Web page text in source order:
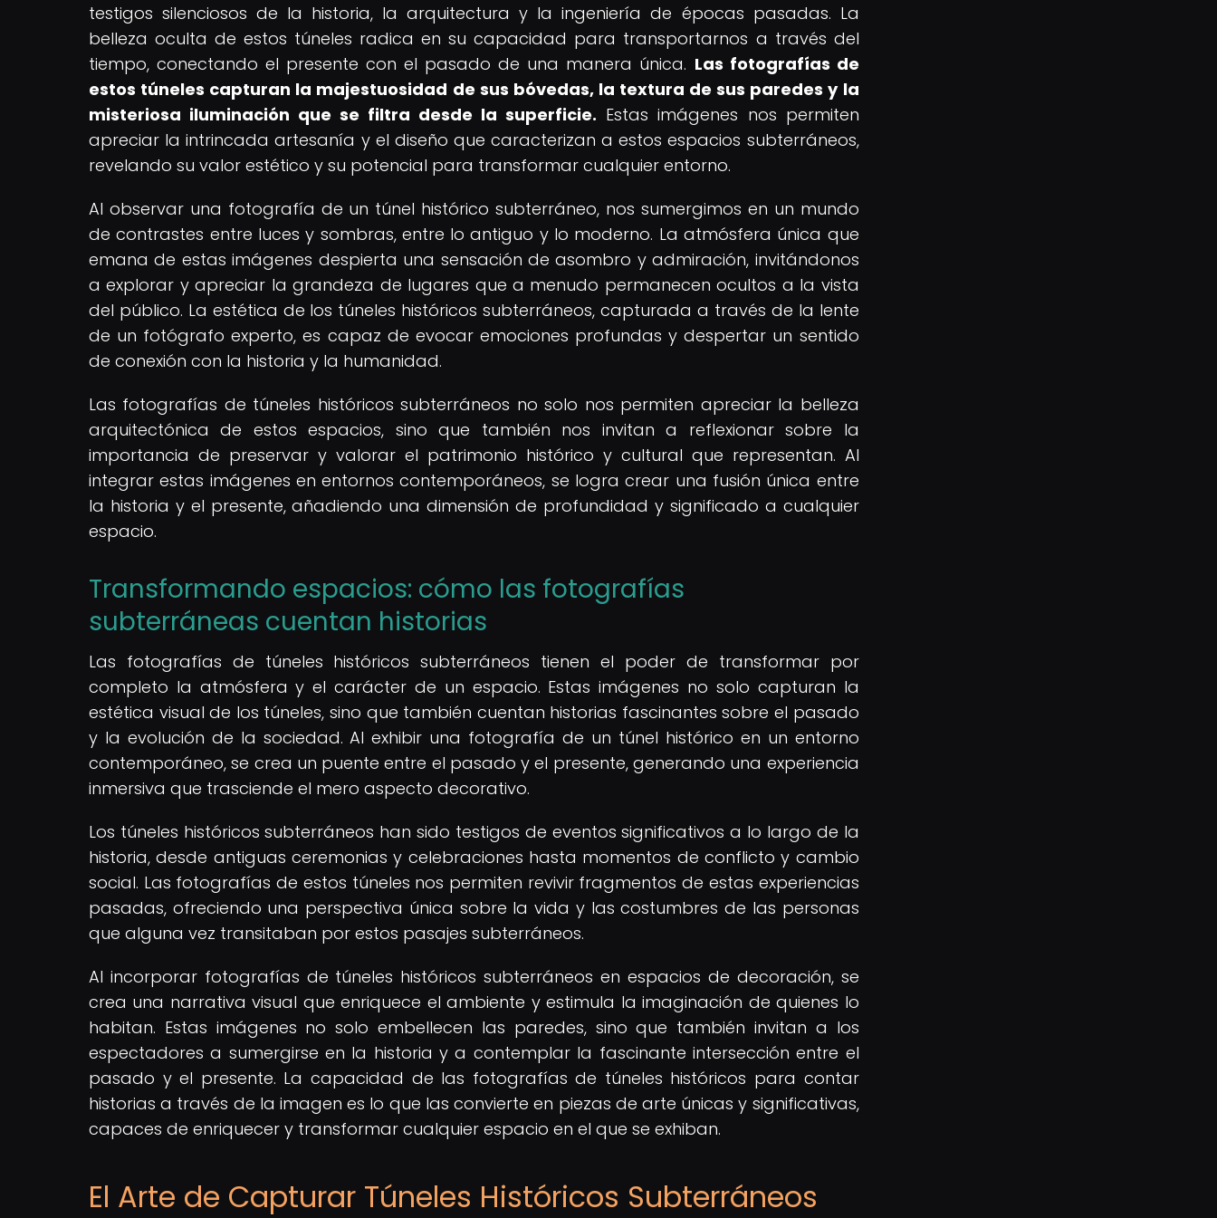
testigos silenciosos de la historia, la arquitectura y la ingeniería de épocas pasadas. La
belleza oculta de estos túneles radica en su capacidad para transportarnos a través del
tiempo, conectando el presente con el pasado de una manera única. Las fotografías de
estos túneles capturan la majestuosidad de sus bóvedas, la textura de sus paredes y la
misteriosa iluminación que se filtra desde la superficie. Estas imágenes nos permiten
apreciar la intrincada artesanía y el diseño que caracterizan a estos espacios subterráneos,
revelando su valor estético y su potencial para transformar cualquier entorno.
Al observar una fotografía de un túnel histórico subterráneo, nos sumergimos en un mundo
de contrastes entre luces y sombras, entre lo antiguo y lo moderno. La atmósfera única que
emana de estas imágenes despierta una sensación de asombro y admiración, invitándonos
a explorar y apreciar la grandeza de lugares que a menudo permanecen ocultos a la vista
del público. La estética de los túneles históricos subterráneos, capturada a través de la lente
de un fotógrafo experto, es capaz de evocar emociones profundas y despertar un sentido
de conexión con la historia y la humanidad.
Las fotografías de túneles históricos subterráneos no solo nos permiten apreciar la belleza
arquitectónica de estos espacios, sino que también nos invitan a reflexionar sobre la
importancia de preservar y valorar el patrimonio histórico y cultural que representan. Al
integrar estas imágenes en entornos contemporáneos, se logra crear una fusión única entre
la historia y el presente, añadiendo una dimensión de profundidad y significado a cualquier
espacio.
Transformando espacios: cómo las fotografías
subterráneas cuentan historias
Las fotografías de túneles históricos subterráneos tienen el poder de transformar por
completo la atmósfera y el carácter de un espacio. Estas imágenes no solo capturan la
estética visual de los túneles, sino que también cuentan historias fascinantes sobre el pasado
y la evolución de la sociedad. Al exhibir una fotografía de un túnel histórico en un entorno
contemporáneo, se crea un puente entre el pasado y el presente, generando una experiencia
inmersiva que trasciende el mero aspecto decorativo.
Los túneles históricos subterráneos han sido testigos de eventos significativos a lo largo de la
historia, desde antiguas ceremonias y celebraciones hasta momentos de conflicto y cambio
social. Las fotografías de estos túneles nos permiten revivir fragmentos de estas experiencias
pasadas, ofreciendo una perspectiva única sobre la vida y las costumbres de las personas
que alguna vez transitaban por estos pasajes subterráneos.
Al incorporar fotografías de túneles históricos subterráneos en espacios de decoración, se
crea una narrativa visual que enriquece el ambiente y estimula la imaginación de quienes lo
habitan. Estas imágenes no solo embellecen las paredes, sino que también invitan a los
espectadores a sumergirse en la historia y a contemplar la fascinante intersección entre el
pasado y el presente. La capacidad de las fotografías de túneles históricos para contar
historias a través de la imagen es lo que las convierte en piezas de arte únicas y significativas,
capaces de enriquecer y transformar cualquier espacio en el que se exhiban.
El Arte de Capturar Túneles Históricos Subterráneos